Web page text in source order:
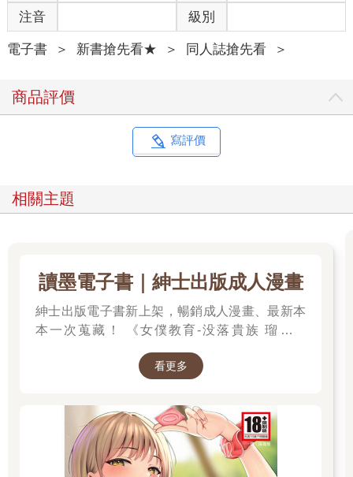
注音 級別
電子書 ＞ 新書搶先看★ ＞ 同人誌搶先看 ＞
商品評價
寫評價
相關主題
讀墨電子書｜紳士出版成人漫畫
紳士出版電子書新上架，暢銷成人漫畫、最新本
本一次蒐藏！ 《女僕教育-没落貴族 瑠璃川
●得死去活來》等熱門系列作品任君挑選，隨時
看更多